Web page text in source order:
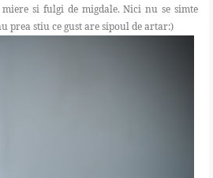
si fulgi de migdale. Nici nu se simte
prea stiu ce gust are sipoul de artar:)